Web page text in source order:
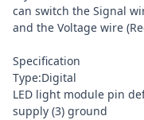
can switch the Signal
and the Voltage wire
Specification
Type:Digital
LED light module pin
supply (3) ground